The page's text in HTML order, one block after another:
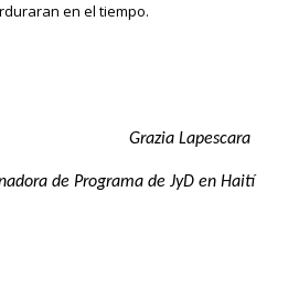
en el tiempo.
Grazia Lapescara
de Programa de JyD en Haití